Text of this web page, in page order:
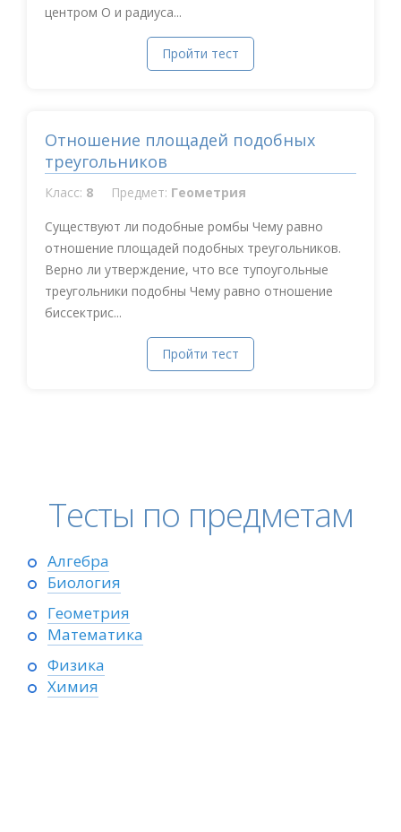
центром О и радиуса...
Пройти тест
Отношение площадей подобных
треугольников
Класс: 8 Предмет: Геометрия
Существуют ли подобные ромбы Чему равно
отношение площадей подобных треугольников.
Верно ли утверждение, что все тупоугольные
треугольники подобны Чему равно отношение
биссектрис...
Пройти тест
Тесты по предметам
Алгебра
Биология
Геометрия
Математика
Физика
Химия